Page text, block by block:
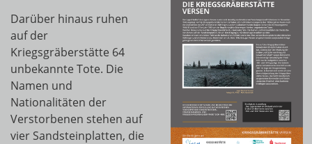
Darüber hinaus ruhen
auf der
Kriegsgräberstätte 64
unbekannte Tote. Die
Namen und
Nationalitäten der
Verstorbenen stehen auf
vier Sandsteinplatten, die